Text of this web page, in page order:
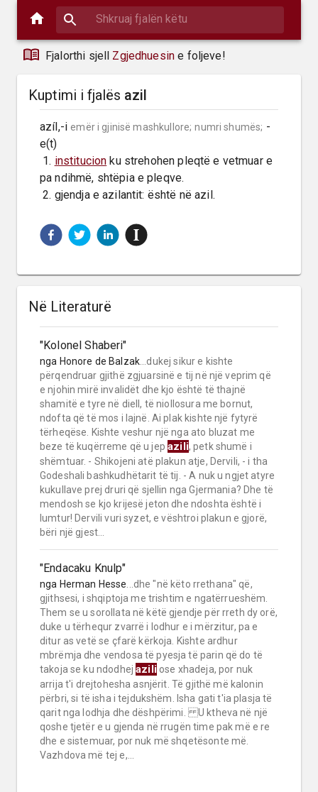
Fjalorthi sjell Zgjedhuesin e foljeve!
Kuptimi i fjalës azil
azíl,-i emër i gjinisë mashkullore; numri shumës; -
e(t)
1. institucion ku strehohen pleqtë e vetmuar e
pa ndihmë, shtëpia e pleqve.
2. gjendja e azilantit: është në azil.
Në Literaturë
"Kolonel Shaberi"
nga Honore de Balzak ...dukej sikur e kishte
përqendruar gjithë zgjuarsinë e tij në një veprim që
e njohin mirë invalidët dhe kjo është të thajnë
shamitë e tyre në diell, të niollosura me bornut,
ndofta që të mos i lajnë. Ai plak kishte një fytyrë
tërheqëse. Kishte veshur një nga ato bluzat me
beze të kuqërreme që u jepazili, petk shumë i
shëmtuar. - Shikojeni atë plakun atje, Dervili, - i tha
Godeshali bashkudhëtarit të tij. - A nuk u ngjet atyre
kukullave prej druri që sjellin nga Gjermania? Dhe të
mendosh se kjo krijesë jeton dhe ndoshta është i
lumtur! Dervili vuri syzet, e vështroi plakun e gjorë,
bëri një gjest...
"Endacaku Knulp"
nga Herman Hesse ...dhe "në këto rrethana" që,
gjithsesi, i shqiptoja me trishtim e ngatërrueshëm.
Them se u sorollata në këtë gjendje për rreth dy orë,
duke u tërhequr zvarrë i lodhur e i mërzitur, pa e
ditur as vetë se çfarë kërkoja. Kishte ardhur
mbrëmja dhe vendosa të pyesja të parin që do të
takoja se ku ndodhejaziliose xhadeja, por nuk
arrija t'i drejtohesha asnjërit. Të gjithë më kalonin
përbri, si të isha i tejdukshëm. Isha gati t'ia plasja të
qarit nga lodhja dhe dëshpërimi. U ktheva në një
qoshe tjetër e u gjenda në rrugën time pak më e re
dhe e sistemuar, por nuk më shqetësonte më.
Vazhdova më tej e,...